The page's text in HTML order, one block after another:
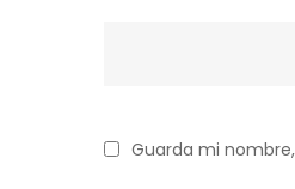
Guarda mi